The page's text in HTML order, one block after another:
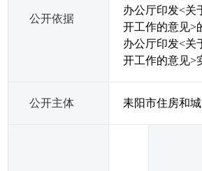
公开依据
办公厅印发<关
开工作的意见>
办公厅印发<关
开工作的意见>
公开主体 耒阳市住房和